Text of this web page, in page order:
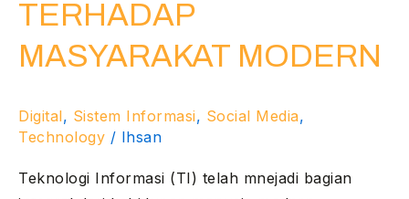
TERHADAP
MASYARAKAT MODERN
Digital, Sistem Informasi, Social Media,
Technology / Ihsan
Teknologi Informasi (TI) telah mnejadi bagian